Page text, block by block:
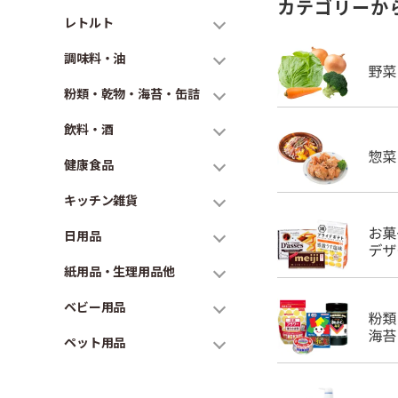
レトルト
調味料・油
粉類・乾物・海苔・缶詰
飲料・酒
健康食品
キッチン雑貨
日用品
紙用品・生理用品他
ベビー用品
ペット用品
カテゴリーか